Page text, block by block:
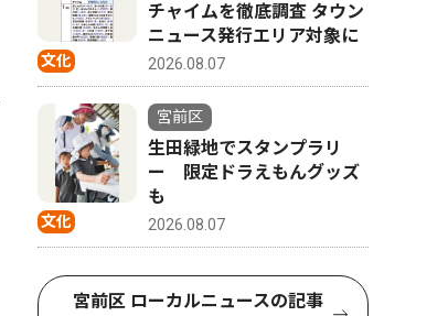
文化
チャイムを徹底調査 タウン
ニュース発行エリア対象に
2026.08.07
文化
宮前区
生田緑地でスタンプラリ
ー 限定ドラえもんグッズ
も
2026.08.07
宮前区 ローカルニュースの記事